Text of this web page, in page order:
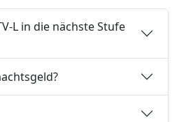
L in die nächste Stufe